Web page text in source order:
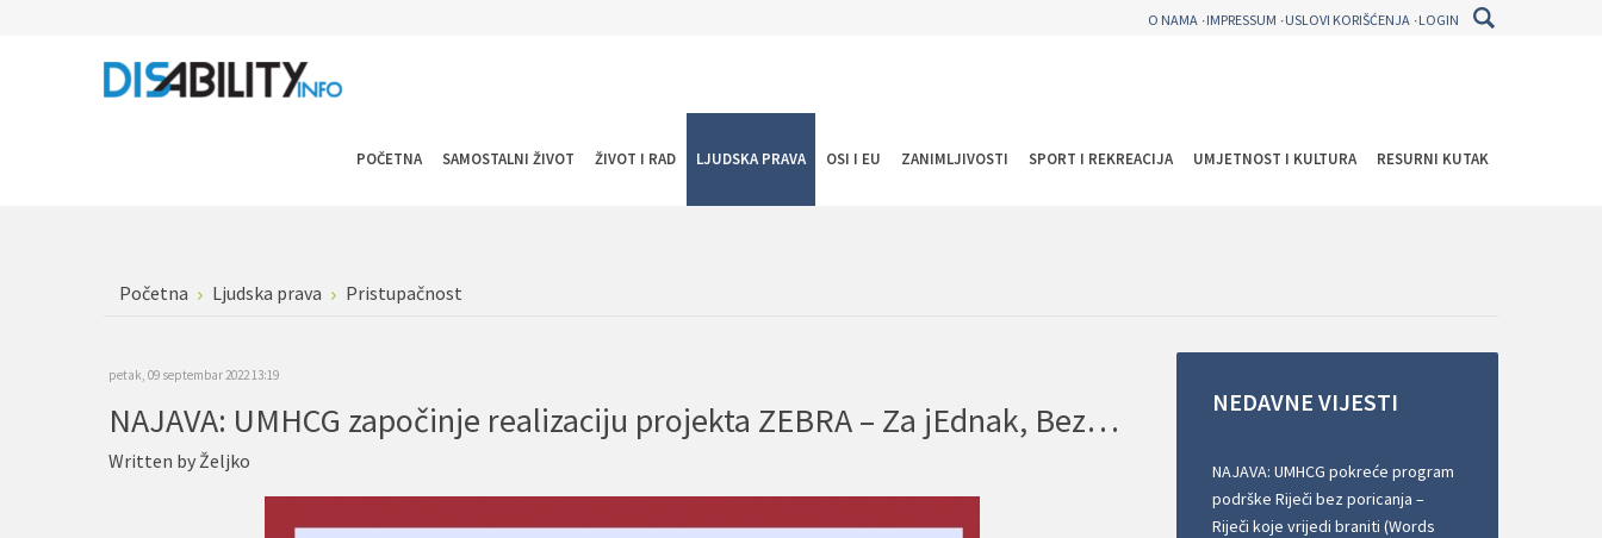
O NAMA IMPRESSUM USLOVI KORIŠĆENJA LOGIN
POČETNA SAMOSTALNI ŽIVOT ŽIVOT I RAD LJUDSKA PRAVA OSI I EU ZANIMLJIVOSTI SPORT I REKREACIJA UMJETNOST I KULTURA RESURNI KUTAK
Početna Ljudska prava Pristupačnost
petak, 09 septembar 2022 13:19
NAJAVA: UMHCG započinje realizaciju projekta ZEBRA – Za jEdnak, Bezbjedan i pRistupačan sAobraćaj
Written byŽeljko
NEDAVNE VIJESTI
NAJAVA: UMHCG pokreće program
podrške Riječi bez poricanja –
Riječi koje vrijedi braniti (Words